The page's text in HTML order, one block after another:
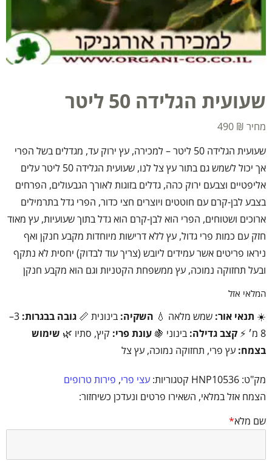
שעועית הגלידה 50 ליטר
490 ₪
שעועית הגלידה 50 ליטר – למכירה, עץ ירוק עד, מגדלים בשל הפרי
אך יכול לשמש גם בתור עץ צל לנו, שעועית הגלידה 50 ליטר עלים
אליפטיים וצבעם ירוק כהה, גדלים בזוגות לאורך הגבעולים, הפרחים
בצבע לבן-קרם עם חוטטים ויוצרים חצי כדור, הפרי גדל בתרמילים
ארוכים ושטוחים, הפרי הוא לבן-קרם הוא גדל בתוך שעועיות, עץ מאוד
חזק עם כמות פרי גדול, עץ ללא דרישות מיוחדות מקבע חנקן ואף
ניראו פריטים אשר עמידים ליובש (צריך עוד לבדוק) יחסית לא נתקף
ובעל תחזוקה נמוכה, עץ ממשפחת הקטניות וגם הוא מקבע חנקן
המלאי אזל
☀️ תנאי אור: שמש מלאה 💧 השקיה: בינונית 📏 גובה בבגרות:
3–
8 מ׳ ⚡
קצב גדילה: בינוני 🍇 עונת פרי: קיץ, סתיו 🌿 שימוש
בצמח: עץ פרי, תחזוקה נמוכה, עץ צל
מק"ט: HNP10536 קטגוריות: עצי פרי, פירות טרופים
הצמח אזל במלאי, השאירו פרטים ונעדכן כשיחזור:
שם מלא*